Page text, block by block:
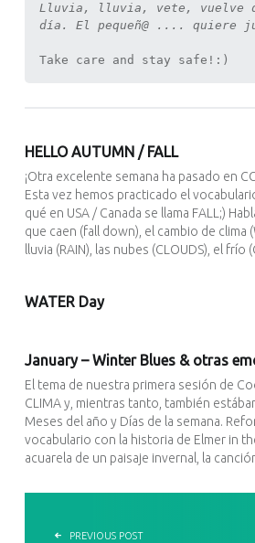
Lluvia, lluvia, vete, vuelve
día. El pequeñ@ .... quiere
Take care and stay safe!:)
HELLO AUTUMN / FALL
¡Otra excelente semana ha pasado en
Esta vez hemos practicado el
qué en USA / Canada se llama FALL;)
que caen (fall down), el cambio de clima
lluvia (RAIN), las nubes (CLOUDS), el frío
WATER Day
January – Winter Blues & otras
El tema de nuestra primera sesión de
CLIMA y, mientras tanto, también
Meses del año y Días de la semana.
vocabulario con la historia de Elmer in
acuarela de un paisaje invernal, la
POST NAVIGATION
PREVIOUS POST